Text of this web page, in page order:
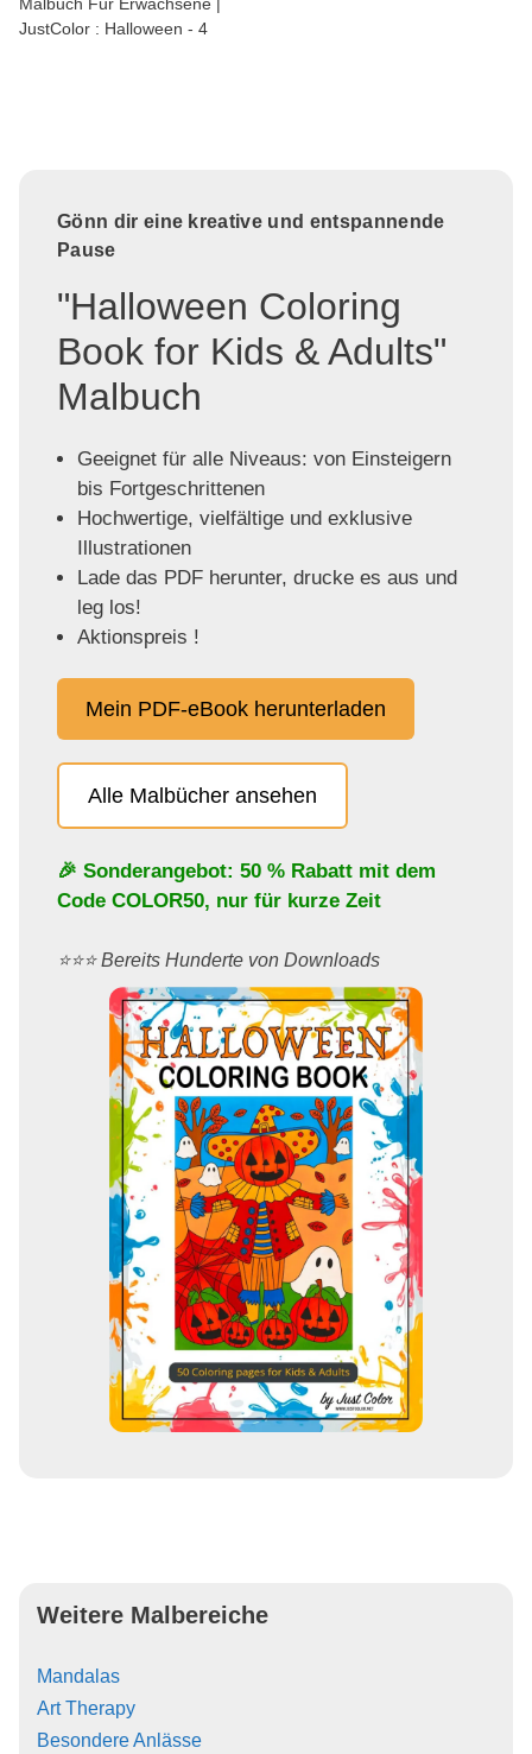
JustColor : Halloween - 4
Gönn dir eine kreative und entspannende
Pause
"Halloween Coloring
Book for Kids & Adults"
Malbuch
Geeignet für alle Niveaus: von Einsteigern
bis Fortgeschrittenen
Hochwertige, vielfältige und exklusive
Illustrationen
Lade das PDF herunter, drucke es aus und
leg los!
Aktionspreis !
Mein PDF-eBook herunterladen
Alle Malbücher ansehen
🎉 Sonderangebot: 50 % Rabatt mit dem
Code COLOR50, nur für kurze Zeit
⭐️⭐️⭐️ Bereits Hunderte von Downloads
Weitere Malbereiche
Mandalas
Art Therapy
Besondere Anlässe